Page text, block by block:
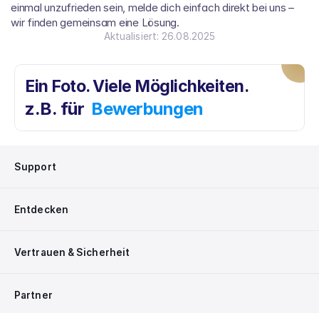
einmal unzufrieden sein, melde dich einfach direkt bei uns –
wir finden gemeinsam eine Lösung.
Aktualisiert: 26.08.2025
Ein Foto. Viele Möglichkeiten.
z.B. für Bewerbungen
Support
Entdecken
Vertrauen & Sicherheit
Partner